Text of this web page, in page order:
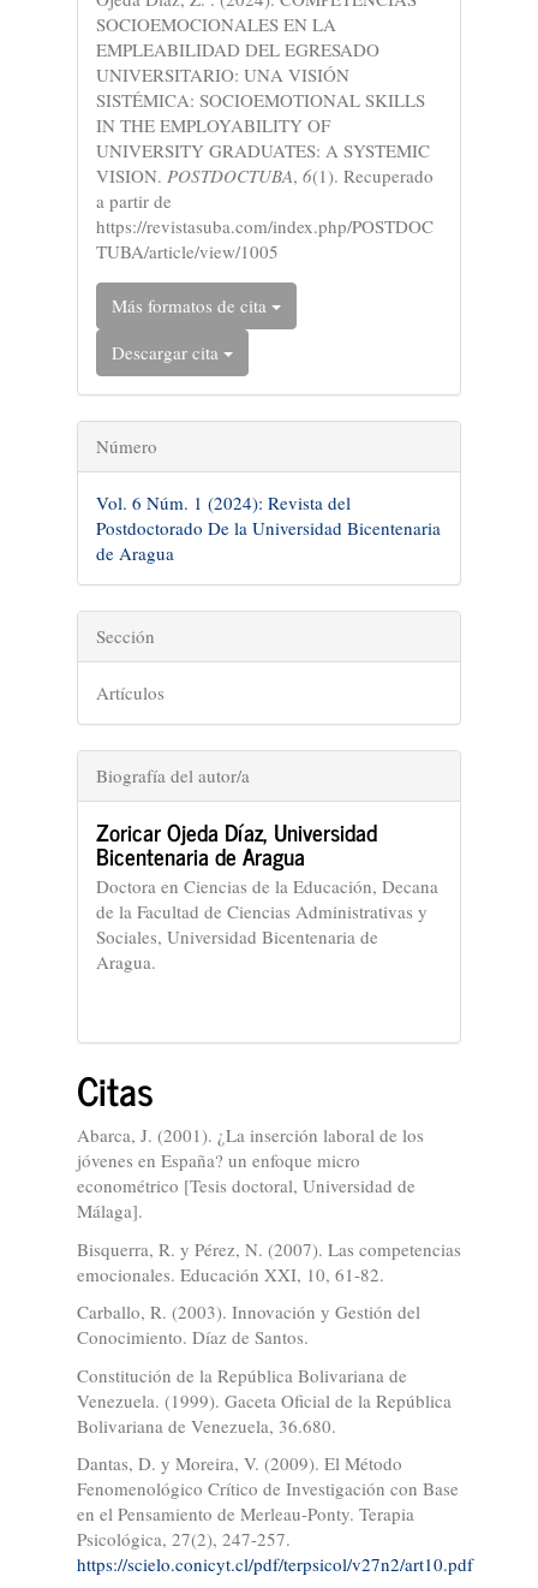
artículo
SOCIOEMOCIONALES EN LA
EMPLEABILIDAD DEL EGRESADO
UNIVERSITARIO: UNA VISIÓN
SISTÉMICA: SOCIOEMOTIONAL SKILLS
IN THE EMPLOYABILITY OF
UNIVERSITY GRADUATES: A SYSTEMIC
VISION. POSTDOCTUBA, 6(1). Recuperado
a partir de
https://revistasuba.com/index.php/POSTDOC
TUBA/article/view/1005
Más formatos de cita
Descargar cita
Número
Vol. 6 Núm. 1 (2024): Revista del
Postdoctorado De la Universidad Bicentenaria
de Aragua
Sección
Artículos
Biografía del autor/a
Zoricar Ojeda Díaz, Universidad
Bicentenaria de Aragua
Doctora en Ciencias de la Educación, Decana
de la Facultad de Ciencias Administrativas y
Sociales, Universidad Bicentenaria de
Aragua.
Citas
Abarca, J. (2001). ¿La inserción laboral de los
jóvenes en España? un enfoque micro
econométrico [Tesis doctoral, Universidad de
Málaga].
Bisquerra, R. y Pérez, N. (2007). Las competencias
emocionales. Educación XXI, 10, 61-82.
Carballo, R. (2003). Innovación y Gestión del
Conocimiento. Díaz de Santos.
Constitución de la República Bolivariana de
Venezuela. (1999). Gaceta Oficial de la República
Bolivariana de Venezuela, 36.680.
Dantas, D. y Moreira, V. (2009). El Método
Fenomenológico Crítico de Investigación con Base
en el Pensamiento de Merleau-Ponty. Terapia
Psicológica, 27(2), 247-257.
https://scielo.conicyt.cl/pdf/terpsicol/v27n2/art10.pdf